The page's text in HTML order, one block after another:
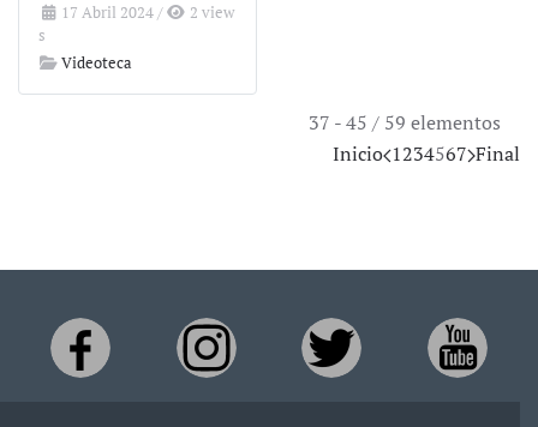
17 Abril 2024/
2 view
s
Videoteca
37 - 45 / 59 elementos
Inicio 1234567 Final